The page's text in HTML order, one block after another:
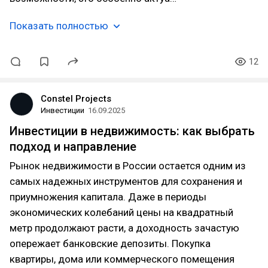
Показать полностью
12
Constel Projects
Инвестиции 16.09.2025
Инвестиции в недвижимость: как выбрать
подход и направление
Рынок недвижимости в России остается одним из
самых надежных инструментов для сохранения и
приумножения капитала. Даже в периоды
экономических колебаний цены на квадратный
метр продолжают расти, а доходность зачастую
опережает банковские депозиты. Покупка
квартиры, дома или коммерческого помещения